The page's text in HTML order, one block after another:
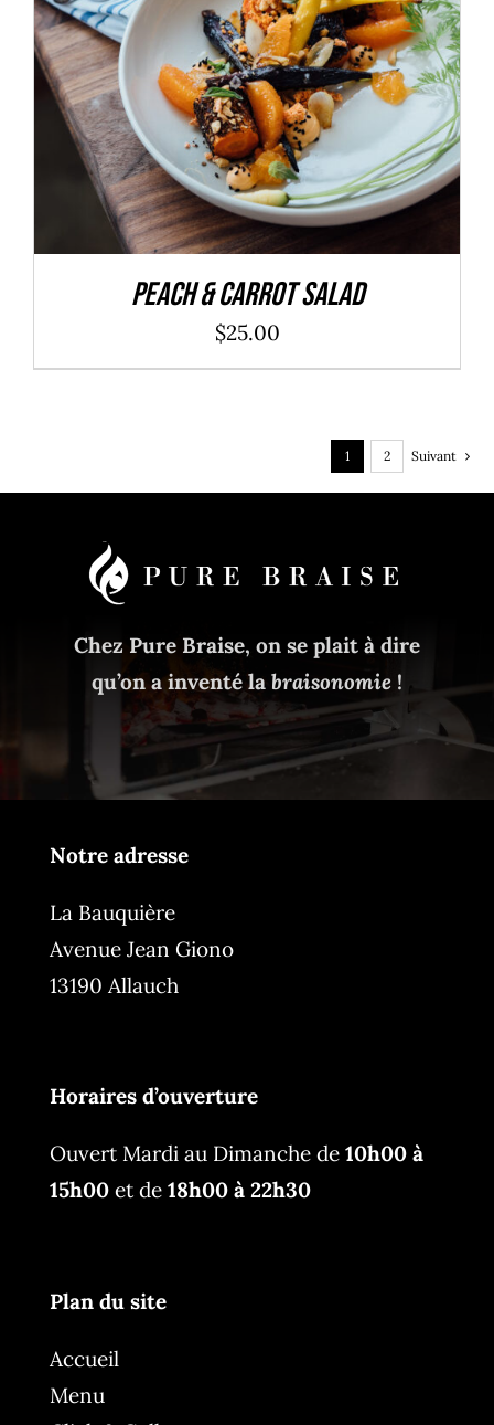
ADD TO CART / DÉTAILS
Peach & Carrot Salad
$25.00
1 2 Suivant
Chez Pure Braise, on se plait à dire
qu’on a inventé la braisonomie !
Notre adresse
La Bauquière
Avenue Jean Giono
13190 Allauch
Horaires d’ouverture
Ouvert Mardi au Dimanche de10h00 à
15h00 et de18h00 à 22h30
Plan du site
Accueil
Menu